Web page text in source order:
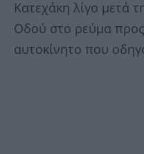
Κατεχάκη λίγο μετά
Οδού στο ρεύμα
αυτοκίνητο που